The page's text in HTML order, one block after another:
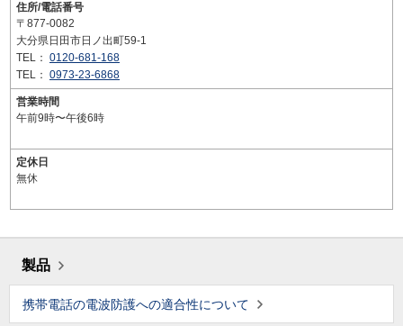
住所/電話番号
〒877-0082
大分県日田市日ノ出町59-1
TEL： 0120-681-168
TEL： 0973-23-6868
営業時間
午前9時〜午後6時
定休日
無休
製品
携帯電話の電波防護への適合性について